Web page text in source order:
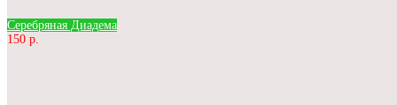
Серебряная Диадема
150 р.